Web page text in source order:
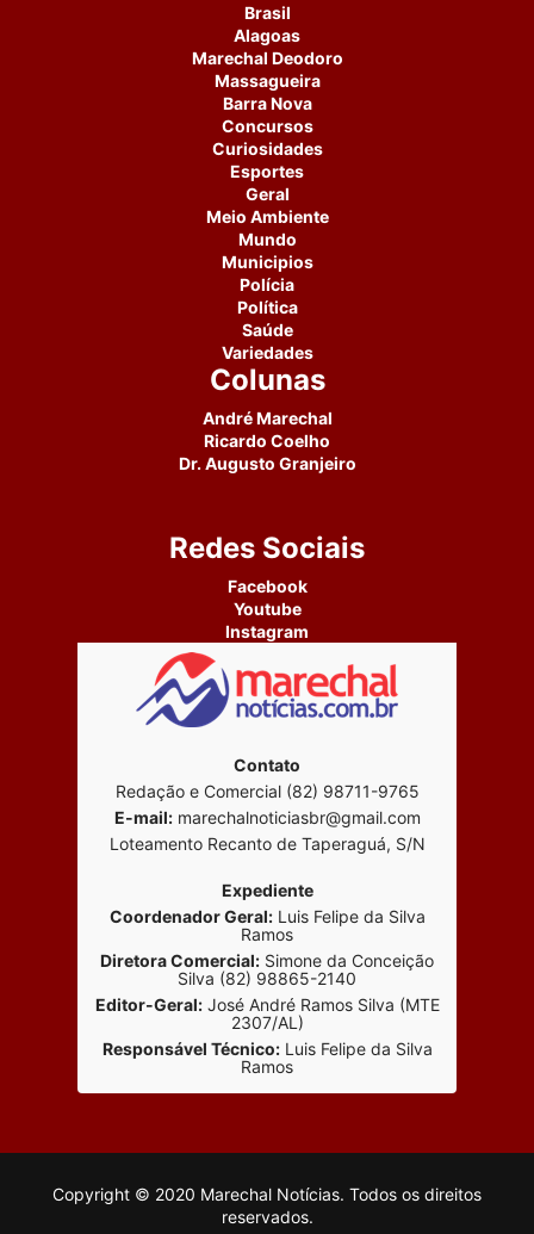
Brasil
Alagoas
Marechal Deodoro
Massagueira
Barra Nova
Concursos
Curiosidades
Esportes
Geral
Meio Ambiente
Mundo
Municipios
Polícia
Política
Saúde
Variedades
Colunas
André Marechal
Ricardo Coelho
Dr. Augusto Granjeiro
Redes Sociais
Facebook
Youtube
Instagram
Contato
Redação e Comercial (82) 98711-9765
E-mail:marechalnoticiasbr@gmail.com
Loteamento Recanto de Taperaguá, S/N
Expediente
Coordenador Geral:Luis Felipe da Silva
Ramos
Diretora Comercial: Simone da Conceição
Silva (82) 98865-2140
Editor-Geral:José André Ramos Silva (MTE
2307/AL)
Responsável Técnico:Luis Felipe da Silva
Ramos
Copyright © 2020 Marechal Notícias. Todos os direitos
reservados.